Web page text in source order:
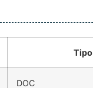
Tipo
DOC